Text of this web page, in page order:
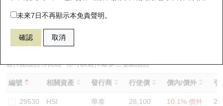
未來7日不再顯示本免責聲明。
確認 取消
14194 瑞銀認購 HSI 恒生指數
選擇認股證作比較*你可以選擇最多三隻認股證
編號 相關資產 發行商 行使價 價內/價外 引
29530 HSI 華泰 28,100 10.1% 價外
即將到期認股證
認股證到期結算價查詢
認股證分析儀
認股證速算機
牛熊證街貨分佈圖
正股牛熊證列表
新發行瑞銀牛熊證
已收回牛熊證剩餘價值
十天股證佔大市成交
資金流
街貨統計
三十大平均引伸波幅
恒指成份股
國指成份股
科指成份股
相關資產沽空
講座及教育短片
認股證投資者教育
牛熊證投資者教育
認股證牛熊證常問問題